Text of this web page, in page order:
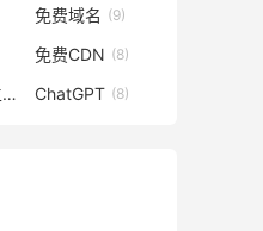
免费域名 (9)
免费CDN (8)
WordPress主题 (8)
ChatGPT (8)